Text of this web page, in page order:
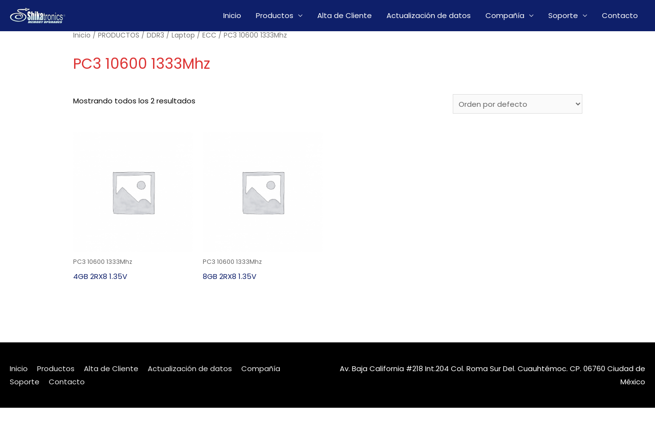
contenido
Inicio Productos Alta de Cliente Actualización de datos Compañía Soporte Contacto
Inicio / PRODUCTOS / DDR3 / Laptop / ECC / PC3 10600 1333Mhz
PC3 10600 1333Mhz
Mostrando todos los 2 resultados
PC3 10600 1333Mhz
4GB 2RX8 1.35V
PC3 10600 1333Mhz
8GB 2RX8 1.35V
Inicio Productos Alta de Cliente Actualización de datos
Compañía
Soporte
Contacto
Av. Baja California #218 Int.204 Col. Roma Sur Del. Cuauhtémoc. CP. 06760 Ciudad de
México